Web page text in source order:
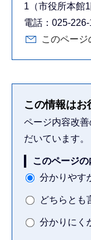
1（市役所本館1
電話：025-
このペー
この情報はお
ページ内容改
だいています。
このページ
分かりやす
どちらとも
分かりにく